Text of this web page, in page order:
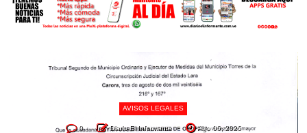
AVISOS LEGALES
0 Diario El Informante Ago 06, 2026